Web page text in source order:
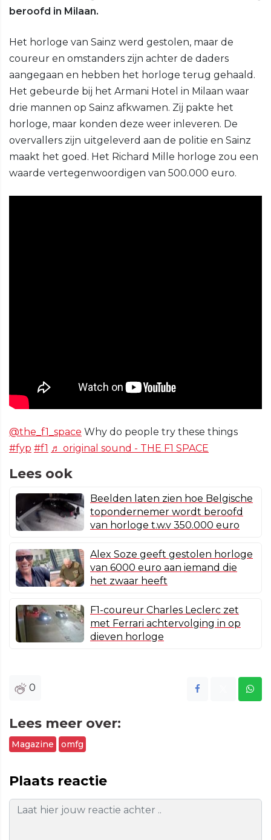
beroofd in Milaan.
Het horloge van Sainz werd gestolen, maar de
coureur en omstanders zijn achter de daders
aangegaan en hebben het horloge terug gehaald.
Het gebeurde bij het Armani Hotel in Milaan waar
drie mannen op Sainz afkwamen. Zij pakte het
horloge, maar konden deze weer inleveren. De
overvallers zijn uitgeleverd aan de politie en Sainz
maakt het goed. Het Richard Mille horloge zou een
waarde vertegenwoordigen van 500.000 euro.
@the_f1_space Why do people try these things
#fyp #f1 ♬ original sound - THE F1 SPACE
Lees ook
Beelden laten zien hoe Belgische
topondernemer wordt beroofd
van horloge t.w.v 350.000 euro
Alex Soze geeft gestolen horloge
van 6000 euro aan iemand die
het zwaar heeft
F1-coureur Charles Leclerc zet
met Ferrari achtervolging in op
dieven horloge
0
Lees meer over:
Magazine omfg
Plaats reactie